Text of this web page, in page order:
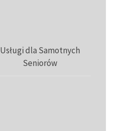
Usługi dla Samotnych
Seniorów